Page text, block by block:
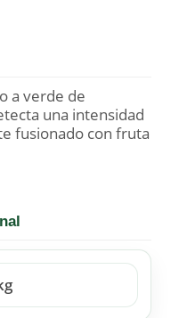
a verde de
una intensidad
fusionado con fruta